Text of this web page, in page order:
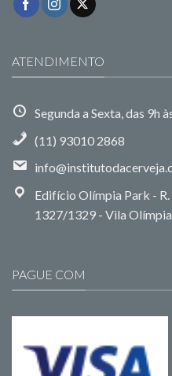
ATENDIMENTO
Segunda a Sexta, das 9h
(11) 93010 2868
Edifício Olímpia Park -
1327/1329 - Vila
PAGUE COM